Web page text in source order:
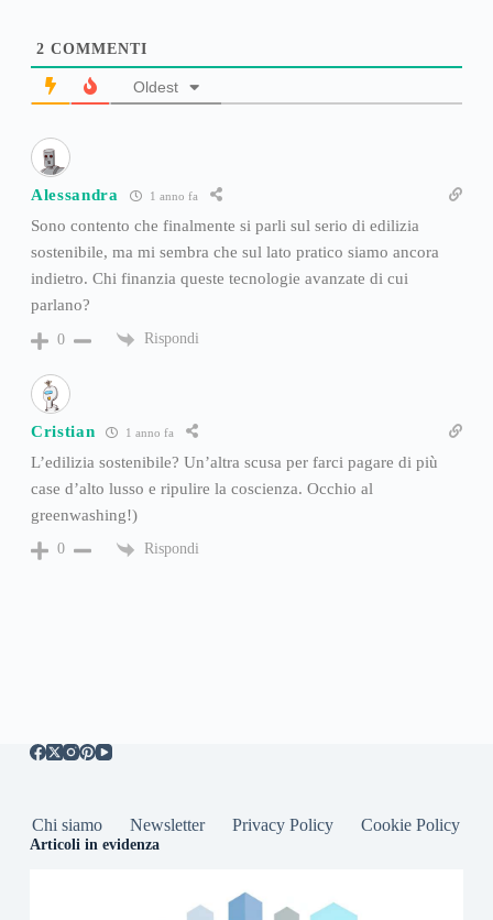
2 COMMENTI
Oldest
Alessandra 1 anno fa
Sono contento che finalmente si parli sul serio di edilizia
sostenibile, ma mi sembra che sul lato pratico siamo ancora
indietro. Chi finanzia queste tecnologie avanzate di cui
parlano?
0 Rispondi
Cristian 1 anno fa
L’edilizia sostenibile? Un’altra scusa per farci pagare di più
case d’alto lusso e ripulire la coscienza. Occhio al
greenwashing!)
0 Rispondi
Chi siamo Newsletter Privacy Policy Cookie Policy
Articoli in evidenza